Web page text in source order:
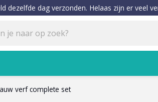
dezelfde dag verzonden. Helaas zijn er veel
verf complete set